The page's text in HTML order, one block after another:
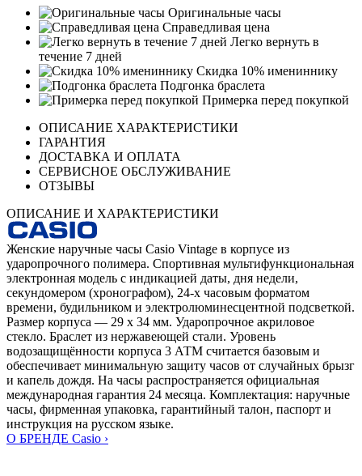
Оригинальные часы
Справедливая цена
Легко вернуть в
течение 7 дней
Скидка 10% имениннику
Подгонка браслета
Примерка перед покупкой
ОПИСАНИЕ ХАРАКТЕРИСТИКИ
ГАРАНТИЯ
ДОСТАВКА И ОПЛАТА
СЕРВИСНОЕ ОБСЛУЖИВАНИЕ
ОТЗЫВЫ
ОПИСАНИЕ И ХАРАКТЕРИСТИКИ
Женские наручные часы Casio Vintage в корпусе из
ударопрочного полимера. Спортивная мультифункциональная
электронная модель с индикацией даты, дня недели,
секундомером (хронографом), 24-х часовым форматом
времени, будильником и электролюминесцентной подсветкой.
Размер корпуса — 29 х 34 мм. Ударопрочное акриловое
стекло. Браслет из нержавеющей стали. Уровень
водозащищённости корпуса 3 АТМ считается базовым и
обеспечивает минимальную защиту часов от случайных брызг
и капель дождя. На часы распространяется официальная
международная гарантия 24 месяца. Комплектация: наручные
часы, фирменная упаковка, гарантийный талон, паспорт и
инструкция на русском языке.
О БРЕНДЕ Casio ›